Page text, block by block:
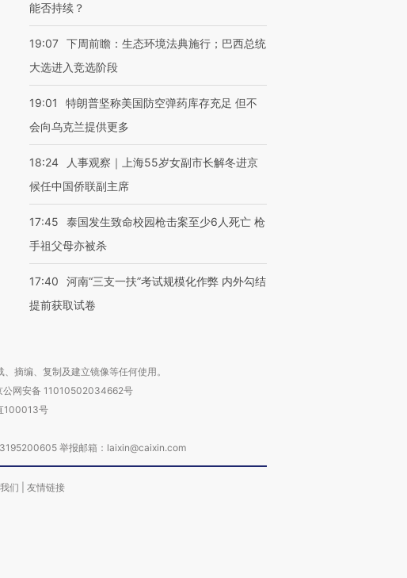
能否持续？
19:07 下周前瞻：生态环境法典施行；巴西总统
大选进入竞选阶段
19:01
特朗普坚称美国防空弹药库存充足 但不
会向乌克兰提供更多
18:24
人事观察｜上海55岁女副市长解冬进京
候任中国侨联副主席
17:45
泰国发生致命校园枪击案至少6人死亡 枪
手祖父母亦被杀
17:40
河南“三支一扶”考试规模化作弊 内外勾结
提前获取试卷
摘编、复制及建立镜像等任何使用。
公网安备 11010502034662号
100013号
举报邮箱：laixin@caixin.com
们 友情链接